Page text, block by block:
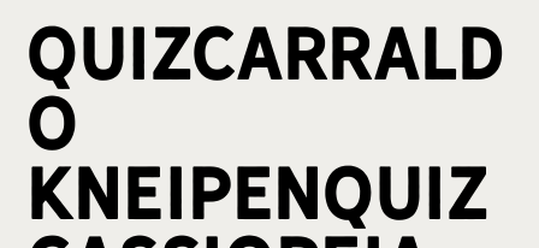
quizcarrald
o
Kneipenquiz